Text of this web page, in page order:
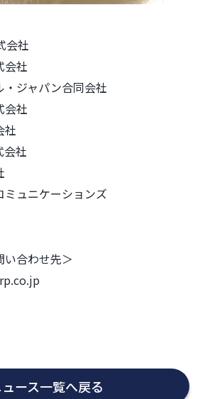
会社
会社
・ジャパン合同会社
会社
社
会社
ミュニケーションズ
い合わせ先＞
ース一覧へ戻る